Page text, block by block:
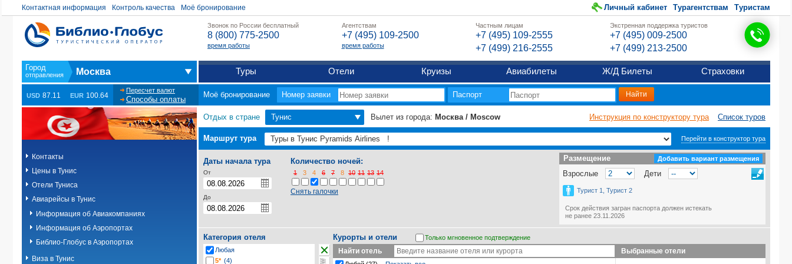
Контактная информация Контроль качества Моё бронирование Личный кабинет Турагентствам Туристам
Звонок по России бесплатный
8 (800) 775-2500
время работы
Агентствам
+7 (495) 109-2500
время работы
Частным лицам
+7 (495) 109-2555
+7 (499) 216-2555
Экстренная поддержка туристов
+7 (495) 009-2500
+7 (499) 213-2500
Москва Туры Отели Круизы Авиабилеты Ж/Д Билеты Страховки
USD 87.11 EUR 100.64
Пересчет валют
Способы оплаты
Моё бронирование Номер заявки Паспорт
Контакты
Цены в Тунис
Отели Туниса
Авиарейсы в Тунис
Информация об Авиакомпаниях
Информация об Аэропортах
Библио-Глобус в Аэропортах
Виза в Тунис
Отдых в стране Тунис Вылет из города: Москва / Moscow Инструкция по конструктору тура Список туров
Маршрут тура Перейти в конструктор тура
Даты начала тура
От
До
Размещение
Размещение Добавить вариант размещения
Взрослые Дети
Турист 1, Турист 2
Срок действия загран паспорта должен истекать
не ранее 23.11.2026
Количество ночей:
1 3 4 6 7 8 10 11 13 14
Снять галочки
Категория отеля
Любая
5* (4)
Только мгновенное подтверждение
Выбранные отели
Курорты и отели
Найти отель